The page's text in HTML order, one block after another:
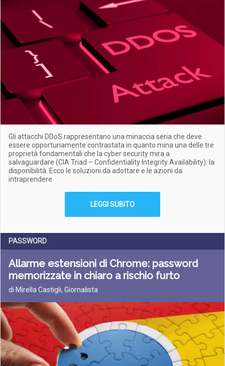
Gli attacchi DDoS rappresentano una minaccia seria che deve
essere opportunamente contrastata in quanto mina una delle tre
proprietà fondamentali che la cyber security mira a
salvaguardare (CIA Triad – Confidentiality Integrity Availability): la
disponibilità. Ecco le soluzioni da adottare e le azioni da
intraprendere
LEGGI SUBITO
PASSWORD
Allarme estensioni di Chrome: password
memorizzate in chiaro a rischio furto
di Mirella Castigli, Giornalista